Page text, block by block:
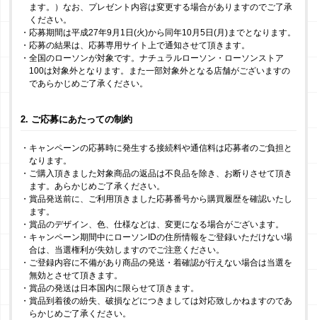
ます。）なお、プレゼント内容は変更する場合がありますのでご了承
ください。
・応募期間は平成27年9月1日(火)から同年10月5日(月)までとなります。
・応募の結果は、応募専用サイト上で通知させて頂きます。
・全国のローソンが対象です。ナチュラルローソン・ローソンストア
100は対象外となります。また一部対象外となる店舗がございますの
であらかじめご了承ください。
2. ご応募にあたっての制約
・キャンペーンの応募時に発生する接続料や通信料は応募者のご負担と
なります。
・ご購入頂きました対象商品の返品は不良品を除き、お断りさせて頂き
ます。あらかじめご了承ください。
・賞品発送前に、ご利用頂きました応募番号から購買履歴を確認いたし
ます。
・賞品のデザイン、色、仕様などは、変更になる場合がございます。
・キャンペーン期間中にローソンIDの住所情報をご登録いただけない場
合は、当選権利が失効しますのでご注意ください。
・ご登録内容に不備があり商品の発送・着確認が行えない場合は当選を
無効とさせて頂きます。
・賞品の発送は日本国内に限らせて頂きます。
・賞品到着後の紛失、破損などにつきましては対応致しかねますのであ
らかじめご了承ください。